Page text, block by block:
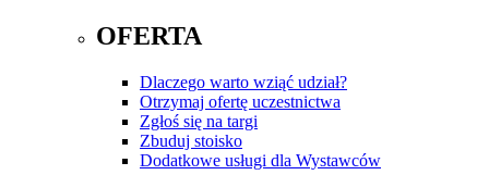
OFERTA
Dlaczego warto wziąć udział?
Otrzymaj ofertę uczestnictwa
Zgłoś się na targi
Zbuduj stoisko
Dodatkowe usługi dla Wystawców